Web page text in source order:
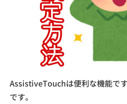
AssistiveTouchは便利な機能で
です。